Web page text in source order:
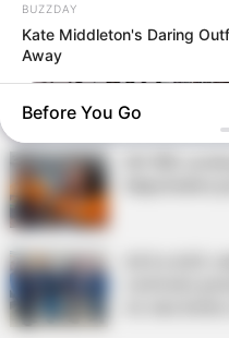
passo a
BUZZDAY
Kate Middleton's Daring
Away
Before You Go